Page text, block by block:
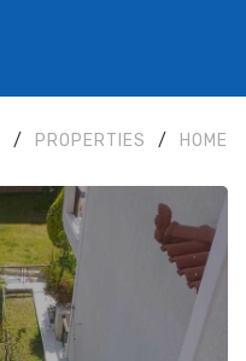
HOME
/
PROPERTIES
/